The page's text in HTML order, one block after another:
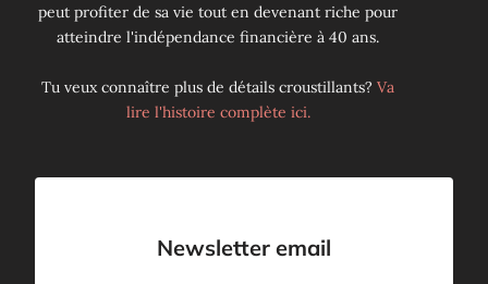
peut profiter de sa vie tout en devenant riche pour
atteindre l'indépendance financière à 40 ans.
Tu veux connaître plus de détails croustillants? Va
lire l'histoire complète ici.
Newsletter email